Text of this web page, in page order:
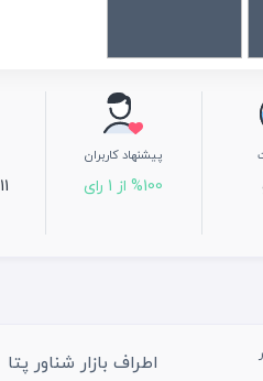
پیشنهاد کاربران
%100 از 1 رای 11 از 15 جاذبه
اطراف بازار شناور پتا